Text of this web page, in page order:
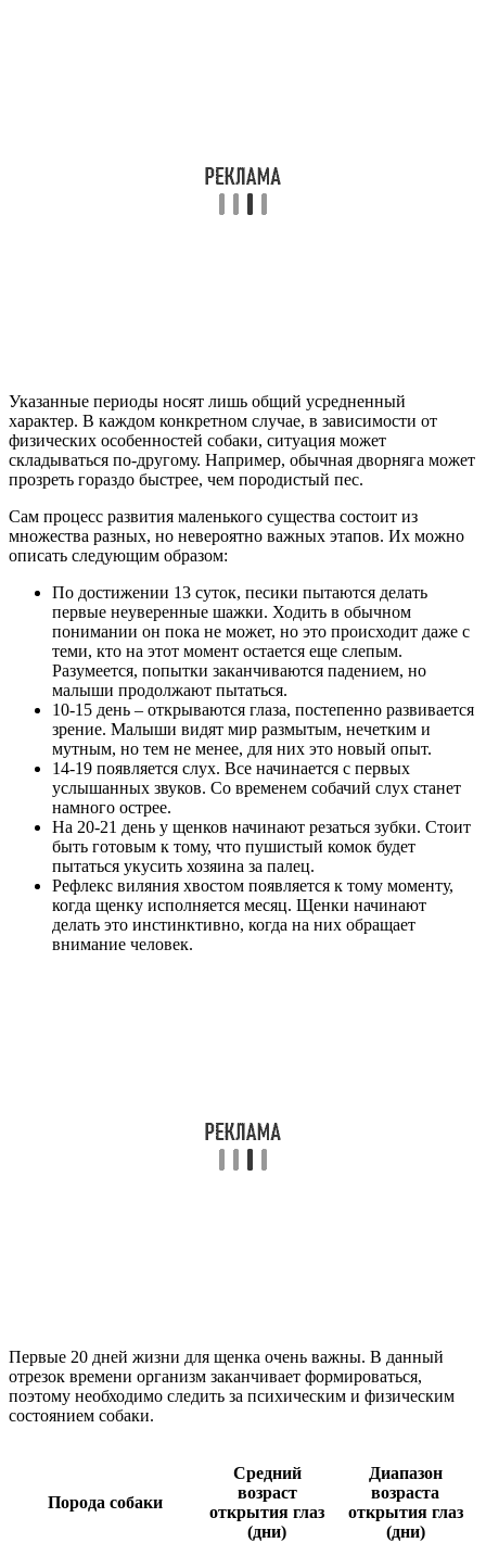
Указанные периоды носят лишь общий усредненный
характер. В каждом конкретном случае, в зависимости от
физических особенностей собаки, ситуация может
складываться по-другому. Например, обычная дворняга может
прозреть гораздо быстрее, чем породистый пес.
Сам процесс развития маленького существа состоит из
множества разных, но невероятно важных этапов. Их можно
описать следующим образом:
По достижении 13 суток, песики пытаются делать
первые неуверенные шажки. Ходить в обычном
понимании он пока не может, но это происходит даже с
теми, кто на этот момент остается еще слепым.
Разумеется, попытки заканчиваются падением, но
малыши продолжают пытаться.
10-15 день – открываются глаза, постепенно развивается
зрение. Малыши видят мир размытым, нечетким и
мутным, но тем не менее, для них это новый опыт.
14-19 появляется слух. Все начинается с первых
услышанных звуков. Со временем собачий слух станет
намного острее.
На 20-21 день у щенков начинают резаться зубки. Стоит
быть готовым к тому, что пушистый комок будет
пытаться укусить хозяина за палец.
Рефлекс виляния хвостом появляется к тому моменту,
когда щенку исполняется месяц. Щенки начинают
делать это инстинктивно, когда на них обращает
внимание человек.
Первые 20 дней жизни для щенка очень важны. В данный
отрезок времени организм заканчивает формироваться,
поэтому необходимо следить за психическим и физическим
состоянием собаки.
Порода собаки
Средний
возраст
открытия глаз
(дни)
Диапазон
возраста
открытия глаз
(дни)